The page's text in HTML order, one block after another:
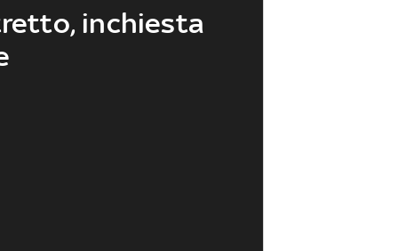
inchiesta